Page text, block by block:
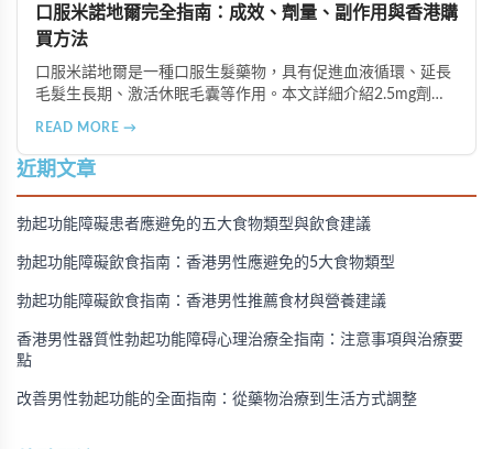
口服米諾地爾完全指南：成效、劑量、副作用與香港購
買方法
口服米諾地爾是一種口服生髮藥物，具有促進血液循環、延長
毛髮生長期、激活休眠毛囊等作用。本文詳細介紹2.5mg劑量
購買方法，並提供真實用戶經驗分享。
READ MORE →
近期文章
勃起功能障礙患者應避免的五大食物類型與飲食建議
勃起功能障礙飲食指南：香港男性應避免的5大食物類型
勃起功能障礙飲食指南：香港男性推薦食材與營養建議
香港男性器質性勃起功能障碍心理治療全指南：注意事項與治療要
點
改善男性勃起功能的全面指南：從藥物治療到生活方式調整